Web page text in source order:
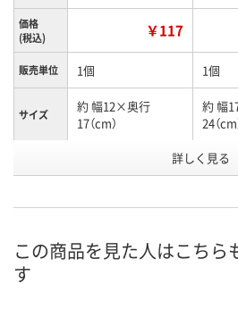
価格
(税込)
￥117
販売単位 1個 1個
サイズ
約 幅12×奥行
17（cm）
約 幅
24（cm
詳しく見る
この商品を見た人はこちら
す